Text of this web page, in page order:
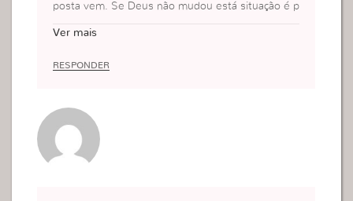
posta vem. Se Deus não mudou está situação é p
Ver mais
RESPONDER